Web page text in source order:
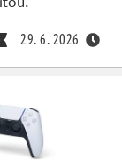
29. 6. 2026